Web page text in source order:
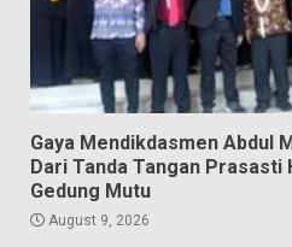
Gaya Mendikdasmen Abdul
Dari Tanda Tangan Prasasti
Gedung Mutu
August 9, 2026